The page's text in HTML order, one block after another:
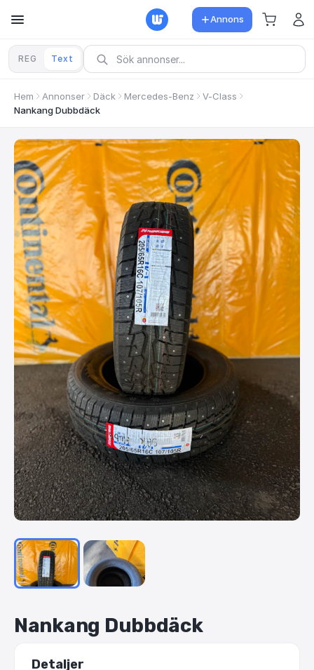
Annons
REG Text
Hem Annonser Däck Mercedes-Benz
V-Class
Nankang Dubbdäck
Nankang Dubbdäck
Detaljer